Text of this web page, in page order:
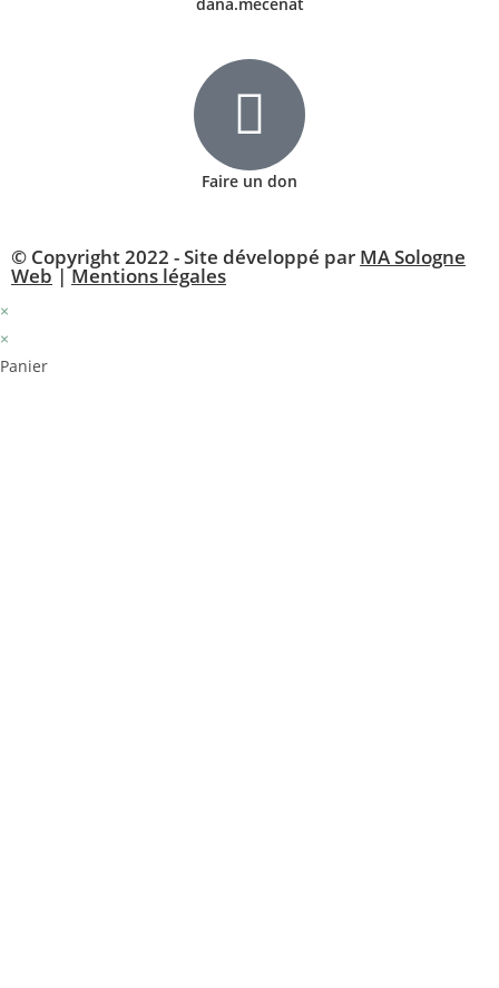
Faire un don
© Copyright 2022 - Site développé par MA Sologne
Web|Mentions légales
×
×
Panier